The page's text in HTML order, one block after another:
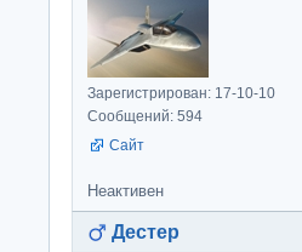
Зарегистрирован: 17-10-10
Сообщений: 594
Сайт
Неактивен
Дестер